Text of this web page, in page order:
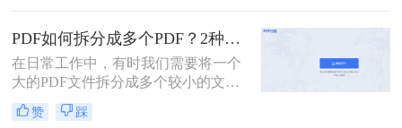
PDF如何拆分成多个PDF？2种高效方法详解分享
在日常工作中，有时我们需要将一个
大的PDF文件拆分成多个较小的文
件，以便更好地管理和使用。无论是
为了便于共享、减少文件大小还是针
赞 踩